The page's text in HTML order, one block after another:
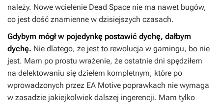
należy. Nowe wcielenie Dead Space nie ma nawet bugów,
co jest dość znamienne w dzisiejszych czasach.
Gdybym mógł w pojedynkę postawić dychę, dałbym
dychę. Nie dlatego, że jest to rewolucja w gamingu, bo nie
jest. Mam po prostu wrażenie, że ostatnie dni spędziłem
na delektowaniu się dziełem kompletnym, które po
wprowadzonych przez EA Motive poprawkach nie wymaga
w zasadzie jakiejkolwiek dalszej ingerencji. Mam tylko